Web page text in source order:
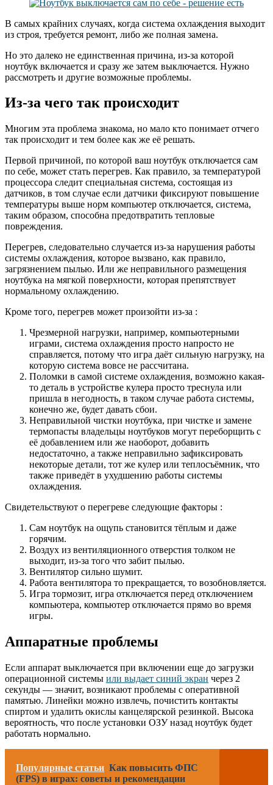
В самых крайних случаях, когда система охлаждения выходит
из строя, требуется ремонт, либо же полная замена.
Но это далеко не единственная причина, из-за которой
ноутбук включается и сразу же затем выключается. Нужно
рассмотреть и другие возможные проблемы.
Из-за чего так происходит
Многим эта проблема знакома, но мало кто понимает отчего
так происходит и тем более как же её решать.
Первой причиной, по которой ваш ноутбук отключается сам
по себе, может стать перегрев. Как правило, за температурой
процессора следит специальная система, состоящая из
датчиков, в том случае если датчики фиксируют повышение
температуры выше норм компьютер отключается, система,
таким образом, способна предотвратить тепловые
повреждения.
Перегрев, следовательно случается из-за нарушения работы
системы охлаждения, которое вызвано, как правило,
загрязнением пылью. Или же неправильного размещения
ноутбука на мягкой поверхности, которая препятствует
нормальному охлаждению.
Кроме того, перегрев может произойти из-за :
Чрезмерной нагрузки, например, компьютерными
играми, система охлаждения просто напросто не
справляется, потому что игра даёт сильную нагрузку, на
которую система вовсе не рассчитана.
Поломки в самой системе охлаждения, возможно какая-
то деталь в устройстве кулера просто треснула или
пришла в негодность, в таком случае работа системы,
конечно же, будет давать сбои.
Неправильной чистки ноутбука, при чистке и замене
термопасты владельцы ноутбуков могут переборщить с
её добавлением или же наоборот, добавить
недостаточно, а также неправильно зафиксировать
некоторые детали, тот же кулер или теплосъёмник, что
также приведёт в ухудшению работы системы
охлаждения.
Свидетельствуют о перегреве следующие факторы :
Сам ноутбук на ощупь становится тёплым и даже
горячим.
Воздух из вентиляционного отверстия толком не
выходит, из-за того что забит пылью.
Вентилятор сильно шумит.
Работа вентилятора то прекращается, то возобновляется.
Игра тормозит, игра отключается перед отключением
компьютера, компьютер отключается прямо во время
игры.
Аппаратные проблемы
Если аппарат выключается при включении еще до загрузки
операционной системы или выдает синий экран через 2
секунды — значит, возникают проблемы с оперативной
памятью. Линейки можно извлечь, почистить контакты
спиртом и удалить окислы канцелярской резинкой. Высока
вероятность, что после установки ОЗУ назад ноутбук будет
работать нормально.
Популярные статьи Как повысить ФПС
(FPS) в играх: советы и рекомендации